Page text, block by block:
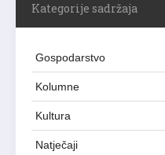
Kategorije sadržaja
Gospodarstvo
Kolumne
Kultura
Natječaji